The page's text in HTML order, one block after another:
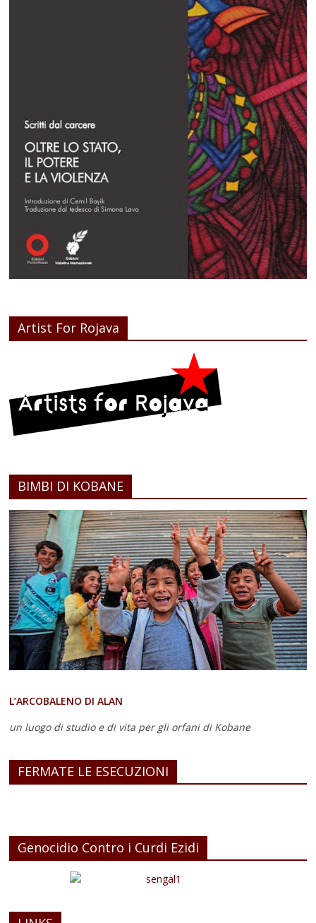
Artist For Rojava
BIMBI DI KOBANE
L’ARCOBALENO DI ALAN
un luogo di studio e di vita per gli orfani di Kobane
FERMATE LE ESECUZIONI
Genocidio Contro i Curdi Ezidi